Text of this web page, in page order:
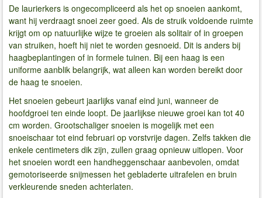
De laurierkers is ongecompliceerd als het op snoeien aankomt,
want hij verdraagt snoei zeer goed. Als de struik voldoende ruimte
krijgt om op natuurlijke wijze te groeien als solitair of in groepen
van struiken, hoeft hij niet te worden gesnoeid. Dit is anders bij
haagbeplantingen of in formele tuinen. Bij een haag is een
uniforme aanblik belangrijk, wat alleen kan worden bereikt door
de haag te snoeien.
Het snoeien gebeurt jaarlijks vanaf eind juni, wanneer de
hoofdgroei ten einde loopt. De jaarlijkse nieuwe groei kan tot 40
cm worden. Grootschaliger snoeien is mogelijk met een
snoeischaar tot eind februari op vorstvrije dagen. Zelfs takken die
enkele centimeters dik zijn, zullen graag opnieuw uitlopen. Voor
het snoeien wordt een handheggenschaar aanbevolen, omdat
gemotoriseerde snijmessen het gebladerte uitrafelen en bruin
verkleurende sneden achterlaten.